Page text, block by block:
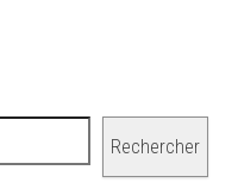
Rechercher